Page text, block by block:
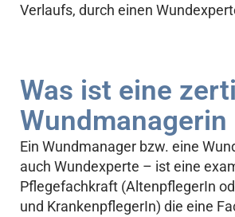
Verlaufs, durch einen
Was ist eine
Wundmanagerin
Ein Wundmanager bzw. eine
auch Wundexperte – ist eine
Pflegefachkraft (AltenpflegerIn
und KrankenpflegerIn) die eine